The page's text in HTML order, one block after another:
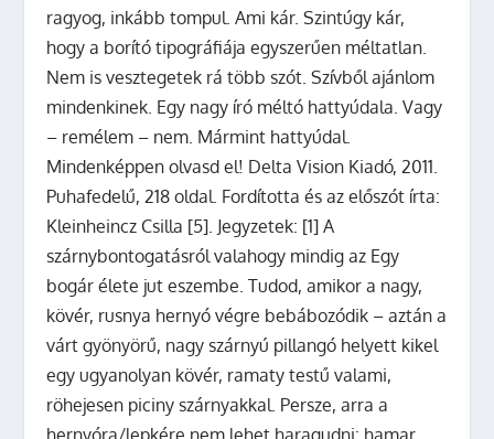
ragyog, inkább tompul. Ami kár. Szintúgy kár,
hogy a borító tipográfiája egyszerűen méltatlan.
Nem is vesztegetek rá több szót. Szívből ajánlom
mindenkinek. Egy nagy író méltó hattyúdala. Vagy
– remélem – nem. Mármint hattyúdal.
Mindenképpen olvasd el! Delta Vision Kiadó, 2011.
Puhafedelű, 218 oldal. Fordította és az előszót írta:
Kleinheincz Csilla [5]. Jegyzetek: [1] A
szárnybontogatásról valahogy mindig az Egy
bogár élete jut eszembe. Tudod, amikor a nagy,
kövér, rusnya hernyó végre bebábozódik – aztán a
várt gyönyörű, nagy szárnyú pillangó helyett kikel
egy ugyanolyan kövér, ramaty testű valami,
röhejesen piciny szárnyakkal. Persze, arra a
hernyóra/lepkére nem lehet haragudni: hamar